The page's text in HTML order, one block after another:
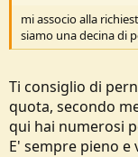
mi associo alla
siamo una decina di
Ti consiglio di
quota, secondo
qui hai numerosi
E' sempre pieno